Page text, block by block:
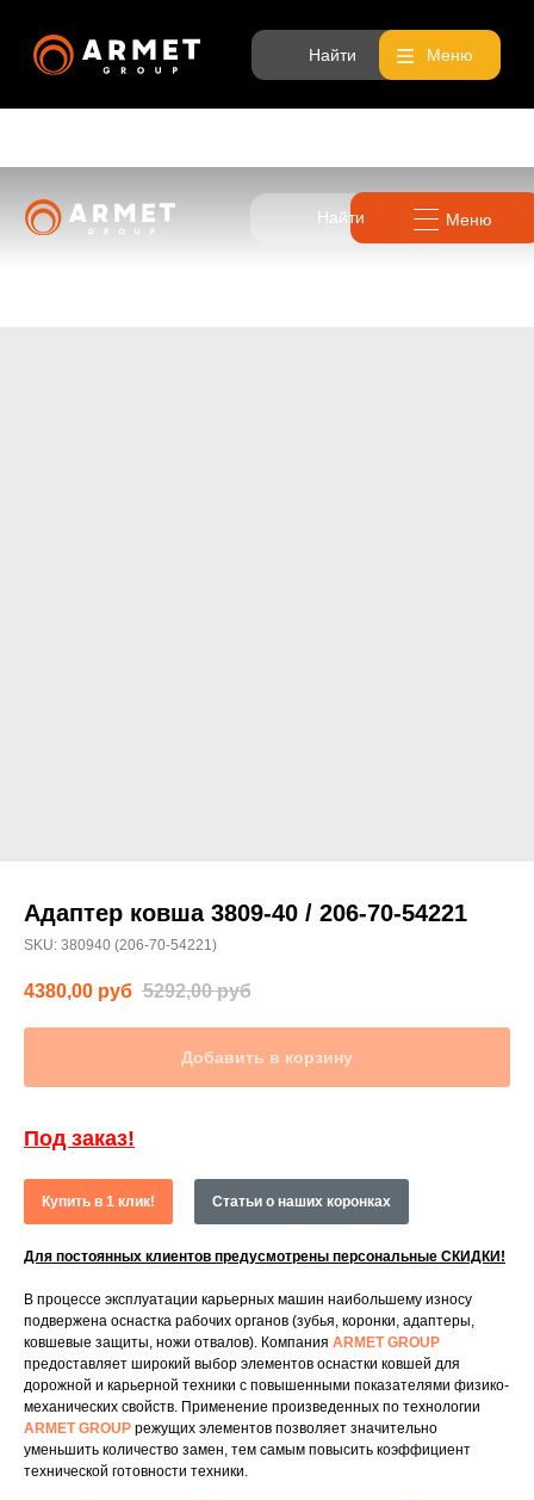
Найти
Адаптер ковша 3809-40 / 206-70-54221
SKU: 380940 (206-70-54221)
4380,00 руб 5292,00 руб
Добавить в корзину
Под заказ!
Купить в 1 клик! Статьи о наших коронках
Для постоянных клиентов предусмотрены персональные СКИДКИ!
В процессе эксплуатации карьерных машин наибольшему износу
подвержена оснастка рабочих органов (зубья, коронки, адаптеры,
ковшевые защиты, ножи отвалов). Компания ARMET GROUP
предоставляет широкий выбор элементов оснастки ковшей для
дорожной и карьерной техники с повышенными показателями физико-
механических свойств. Применение произведенных по технологии
ARMET GROUP режущих элементов позволяет значительно
уменьшить количество замен, тем самым повысить коэффициент
технической готовности техники.